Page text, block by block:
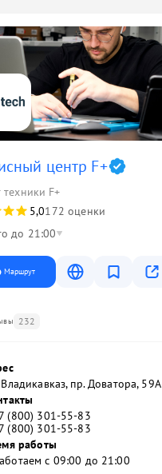
центр F+
техники F+
5,0172 оценки
до 21:00
Маршрут
232
Владикавказ, пр. Доватора, 59А
(800) 301-55-83
(800) 301-55-83
работы
с 09:00 до 21:00